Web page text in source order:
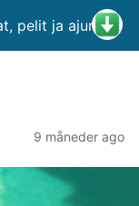
pelit ja ajurit
9 måneder ago